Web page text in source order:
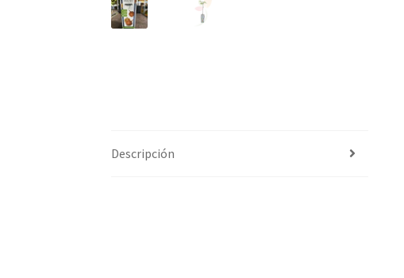
Descripción